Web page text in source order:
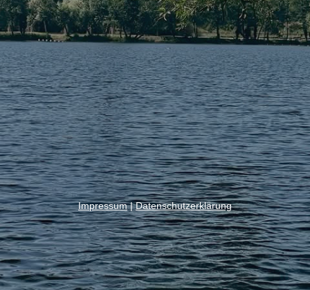
Impressum|Datenschutzerklärung